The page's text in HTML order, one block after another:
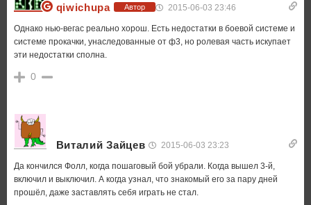
qiwichupa Автор 2015-06-03 23:46
Однако нью-вегас реально хорош. Есть недостатки в боевой системе и
системе прокачки, унаследованные от ф3, но ролевая часть искупает
эти недостатки сполна.
0
Виталий Зайцев 2015-06-03 23:23
Да кончился Фолл, когда пошаговый бой убрали. Когда вышел 3-й,
включил и выключил. А когда узнал, что знакомый его за пару дней
прошёл, даже заставлять себя играть не стал.